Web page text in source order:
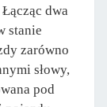
dwa
stanie
zarówno
słowy,
pod